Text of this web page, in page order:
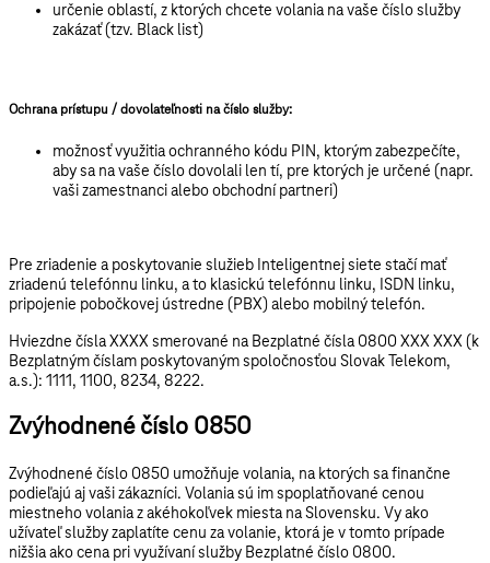
určenie oblastí, z ktorých chcete volania na vaše číslo služby
zakázať (tzv. Black list)
Ochrana prístupu / dovolateľnosti na číslo služby:
možnosť využitia ochranného kódu PIN, ktorým zabezpečíte,
aby sa na vaše číslo dovolali len tí, pre ktorých je určené (napr.
vaši zamestnanci alebo obchodní partneri)
Pre zriadenie a poskytovanie služieb Inteligentnej siete stačí mať
zriadenú telefónnu linku, a to klasickú telefónnu linku, ISDN linku,
pripojenie pobočkovej ústredne (PBX) alebo mobilný telefón.
Hviezdne čísla XXXX smerované na Bezplatné čísla 0800 XXX XXX (k
Bezplatným číslam poskytovaným spoločnosťou Slovak Telekom,
a.s.): 1111, 1100, 8234, 8222.
Zvýhodnené číslo 0850
Zvýhodnené číslo 0850 umožňuje volania, na ktorých sa finančne
podieľajú aj vaši zákazníci. Volania sú im spoplatňované cenou
miestneho volania z akéhokoľvek miesta na Slovensku. Vy ako
užívateľ služby zaplatíte cenu za volanie, ktorá je v tomto prípade
nižšia ako cena pri využívaní služby Bezplatné číslo 0800.